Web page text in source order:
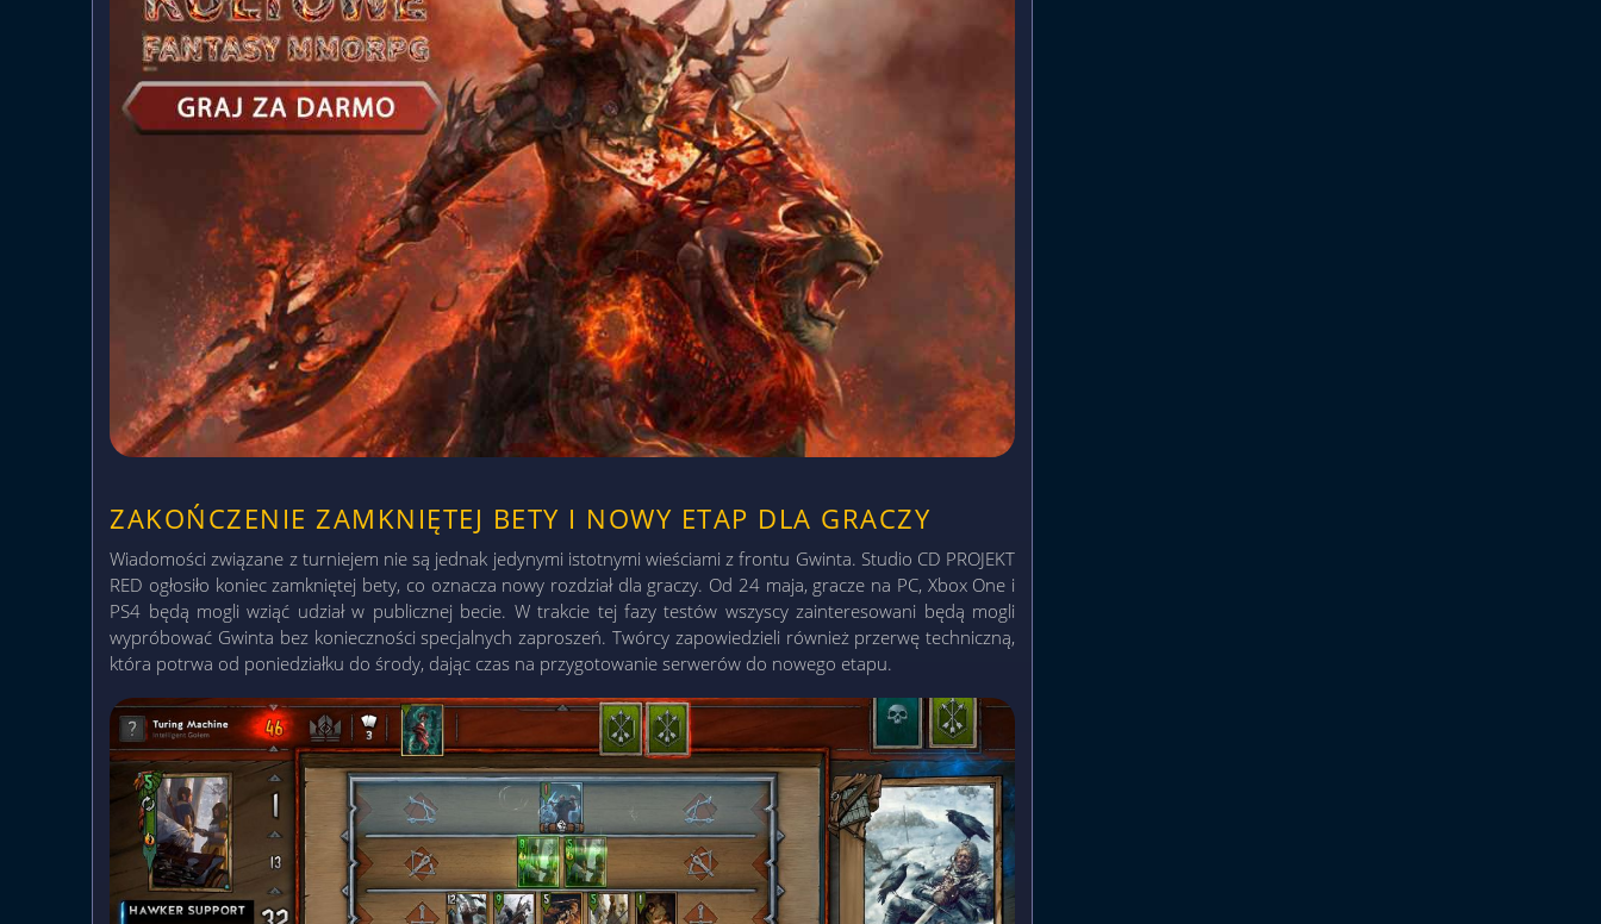
ZAKOŃCZENIE ZAMKNIĘTEJ BETY I NOWY ETAP DLA GRACZY
Wiadomości związane z turniejem nie są jednak jedynymi istotnymi wieściami z frontu Gwinta. Studio CD PROJEKT
RED ogłosiło koniec zamkniętej bety, co oznacza nowy rozdział dla graczy. Od 24 maja, gracze na PC, Xbox One i
PS4 będą mogli wziąć udział w publicznej becie. W trakcie tej fazy testów wszyscy zainteresowani będą mogli
wypróbować Gwinta bez konieczności specjalnych zaproszeń. Twórcy zapowiedzieli również przerwę techniczną,
która potrwa od poniedziałku do środy, dając czas na przygotowanie serwerów do nowego etapu.